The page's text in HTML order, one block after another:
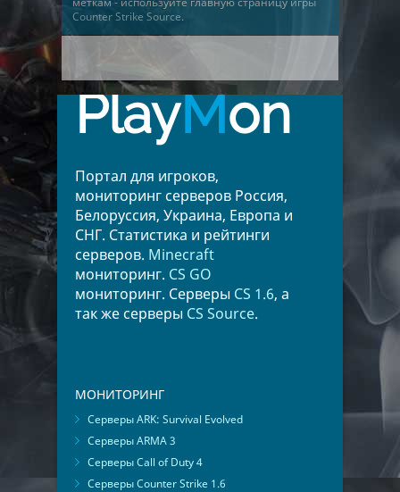
Counter Strike Source.
PlayMon
Портал для игроков,
мониторинг серверов Россия,
Белоруссия, Украина, Европа и
СНГ. Статистика и рейтинги
серверов. Minecraft
мониторинг. CS GO
мониторинг. Серверы CS 1.6, а
так же серверы CS Source.
МОНИТОРИНГ
Серверы ARK: Survival Evolved
Серверы ARMA 3
Серверы Call of Duty 4
Серверы Counter Strike 1.6